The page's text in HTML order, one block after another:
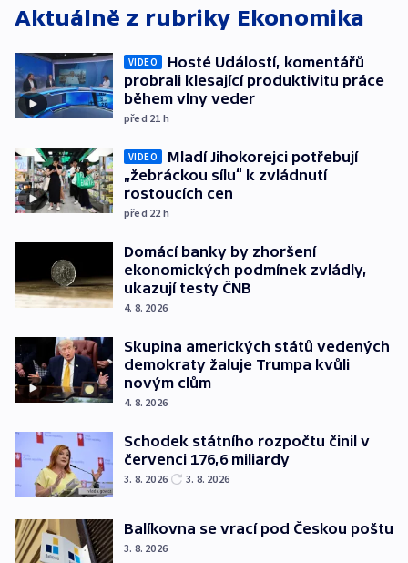
Aktuálně z rubriky Ekonomika
VIDEO
Hosté Událostí, komentářů
probrali klesající produktivitu práce
během vlny veder
před 21 h
VIDEO
Mladí Jihokorejci potřebují
„žebráckou sílu“ k zvládnutí
rostoucích cen
před 22 h
Domácí banky by zhoršení
ekonomických podmínek zvládly,
ukazují testy ČNB
4. 8. 2026
Skupina amerických států vedených
demokraty žaluje Trumpa kvůli
novým clům
4. 8. 2026
Schodek státního rozpočtu činil v
červenci 176,6 miliardy
3. 8. 2026 3. 8. 2026
Balíkovna se vrací pod Českou poštu
3. 8. 2026